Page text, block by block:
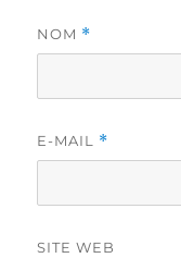
NOM *
E-MAIL *
SITE WEB